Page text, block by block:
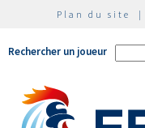
Plan du site |
Rechercher un joueur